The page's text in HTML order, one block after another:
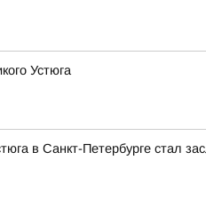
Устюга
в Санкт-Петербурге стал